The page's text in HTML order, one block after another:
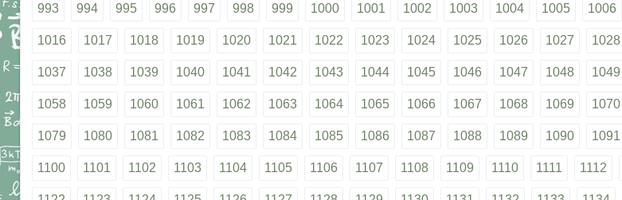
993 994 995 996 997 998 999 1000 1001 1002 1003 1004 1005 1006
1016 1017 1018 1019 1020 1021 1022 1023 1024 1025 1026 1027 1028
1037 1038 1039 1040 1041 1042 1043 1044 1045 1046 1047 1048 1049
1058 1059 1060 1061 1062 1063 1064 1065 1066 1067 1068 1069 1070
1079 1080 1081 1082 1083 1084 1085 1086 1087 1088 1089 1090 1091
1100 1101 1102 1103 1104 1105 1106 1107 1108 1109 1110 1111 1112